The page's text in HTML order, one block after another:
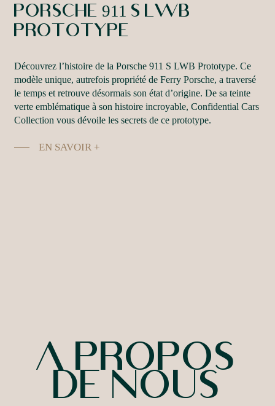
Porsche 911 S LWB
Prototype
Découvrez l’histoire de la Porsche 911 S LWB Prototype. Ce
modèle unique, autrefois propriété de Ferry Porsche, a traversé
le temps et retrouve désormais son état d’origine. De sa teinte
verte emblématique à son histoire incroyable, Confidential Cars
Collection vous dévoile les secrets de ce prototype.
EN SAVOIR +
A PROPOS
DE NOUS